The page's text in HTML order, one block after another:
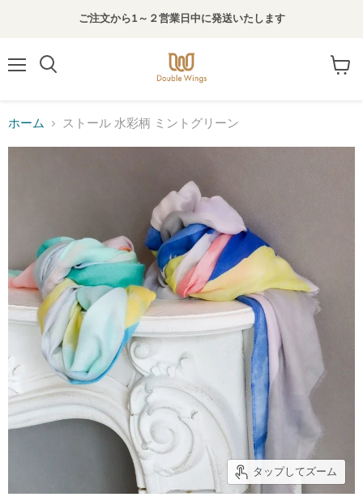
ご注文から1～２営業日中に発送いたします
る
カ
る
ホーム ストール 水彩柄 ミントグリーン
タップしてズーム